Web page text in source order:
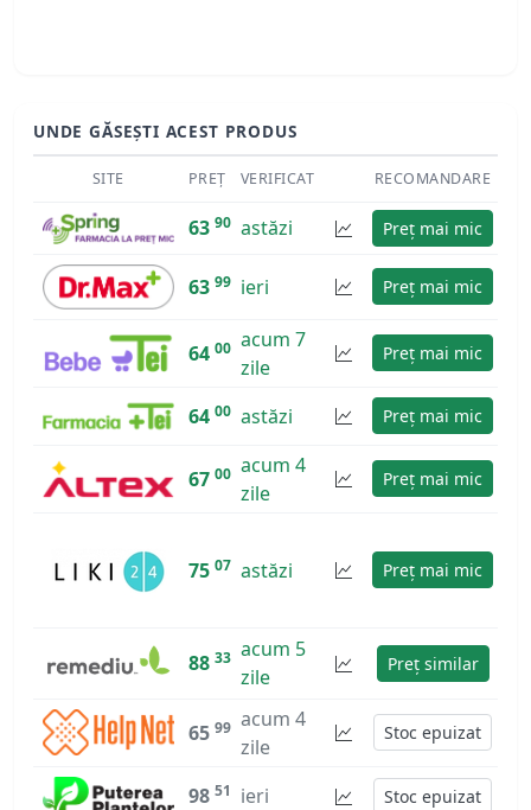
UNDE GĂSEȘTI ACEST PRODUS
SITE PREȚ VERIFICAT RECOMANDARE
63 90 astăzi Preț mai mic
63 99 ieri Preț mai mic
64 00 acum 7
zile
Preț mai mic
64 00 astăzi Preț mai mic
67 00 acum 4
zile
Preț mai mic
75 07 astăzi Preț mai mic
88 33 acum 5
zile
Preț similar
65 99 acum 4
zile
Stoc epuizat
98 51 ieri Stoc epuizat